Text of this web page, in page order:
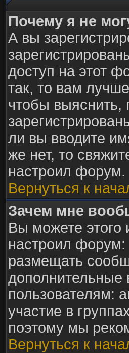
Почему я не
А вы
доступ на этот
так, то вам
чтобы
ли вы вводите
же нет, то
настроил форум.
Вернуться к
Зачем мне
Вы можете этого
настроил форум:
размещать
дополнительные
пользователям:
участие в
поэтому мы
Вернуться к